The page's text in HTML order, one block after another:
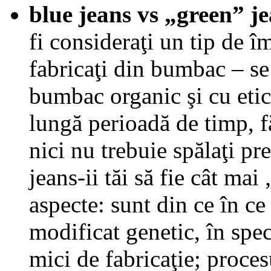
blue jeans vs „green”
fi consideraţi un tip de
fabricaţi din bumbac –
bumbac organic şi cu
lungă perioadă de timp,
nici nu trebuie spălaţi
jeans-ii tăi să fie cât mai
aspecte: sunt din ce în
modificat genetic, în
mici de fabricaţie;